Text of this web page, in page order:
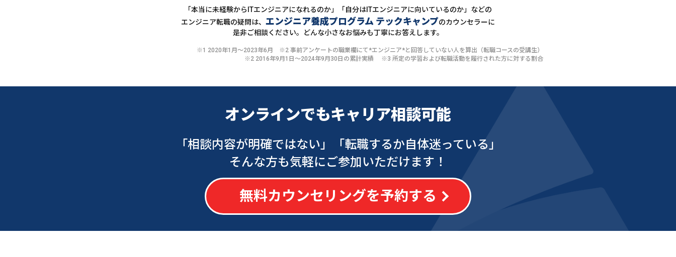
「本当に未経験からITエンジニアになれるのか」「自分はITエンジニアに向いているのか」などの
エンジニア転職の疑問は、 エンジニア養成プログラム テックキャンプのカウンセラーに
是非ご相談ください。どんな小さなお悩みも丁寧にお答えします。
※1 2020年1月〜2023年6月 ※2 事前アンケートの職業欄にて*エンジニア*と回答していない人を算出（転職コースの受講生）
※2 2016年9月1日〜2024年9月30日の累計実績 ※3 所定の学習および転職活動を履行された方に対する割合
オンラインでもキャリア相談可能
「相談内容が明確ではない」
「転職するか自体迷っている」
そんな方も気軽にご参加いただけます！
無料カウンセリングを予約する